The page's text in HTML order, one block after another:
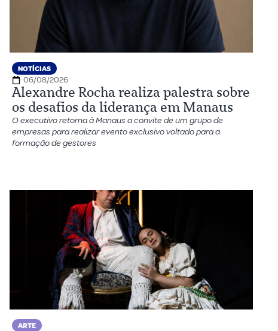
NOTÍCIAS
06/08/2026
Alexandre Rocha realiza palestra sobre
os desafios da liderança em Manaus
O executivo retorna à Manaus a convite de um grupo de
empresas para realizar evento exclusivo voltado para a
formação de gestores
ARTE